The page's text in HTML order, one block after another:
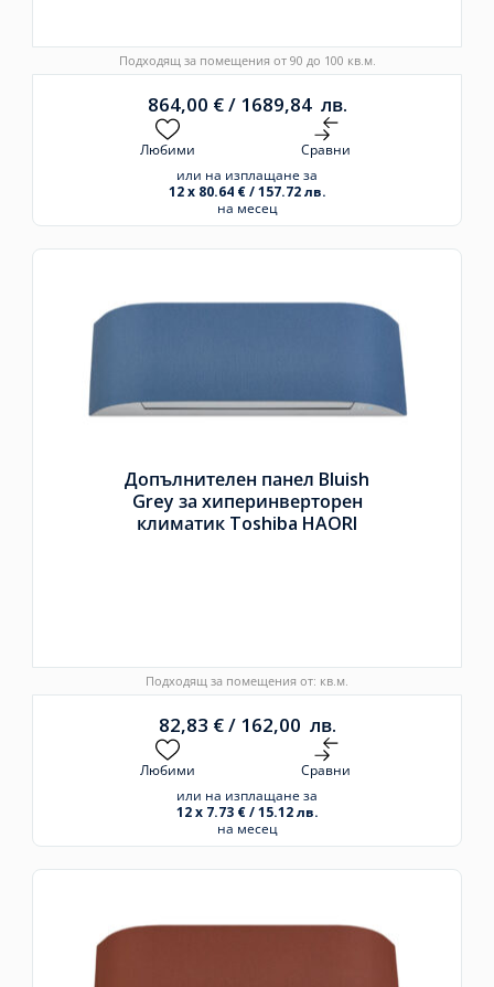
Подходящ за помещения от 90 до 100 кв.м.
864,00 €/ 1689,84 лв.
Любими
Сравни
или на изплащане за
12 x 80.64 € / 157.72 лв.
на месец
Допълнителен панел Bluish
Grey за хиперинверторен
климатик Toshiba HAORI
Подходящ за помещения от: кв.м.
82,83 €/ 162,00 лв.
Любими
Сравни
или на изплащане за
12 x 7.73 € / 15.12 лв.
на месец